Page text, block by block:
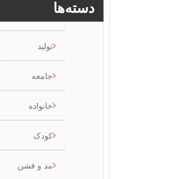
دسته‌ها
تولید
جامعه
خانواده
کودک
مد و فشن